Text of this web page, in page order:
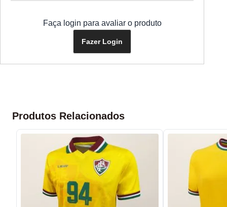
Faça login para avaliar o produto
Fazer Login
Produtos Relacionados